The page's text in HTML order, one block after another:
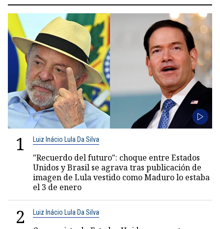
1 Luiz Inácio Lula Da Silva
"Recuerdo del futuro": choque entre Estados
Unidos y Brasil se agrava tras publicación de
imagen de Lula vestido como Maduro lo estaba
el 3 de enero
2 Luiz Inácio Lula Da Silva